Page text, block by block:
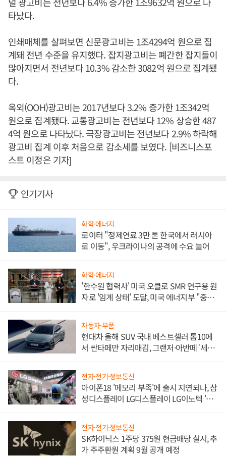
타났다.
인쇄매체를 살펴보면 신문광고비는 1조4294억 원으로 집
계돼 전년 수준을 유지했다. 잡지광고비는 폐간한 잡지들이
많아지면서 전년보다 10.3% 감소한 3082억 원으로 집계됐
다.
옥외(OOH)광고비는 2017년보다 3.2% 증가한 1조342억
원으로 집계됐다. 교통광고비는 전년보다 12% 상승한 487
4억 원으로 나타났다. 극장광고비는 전년보다 2.9% 하락해
광고비 집계 이후 처음으로 감소세를 보였다. [비즈니스포
스트 이정은 기자]
인기기사
화학·에너지
로이터 "정제연료 3만 톤 한국에서 러시아
로 이동", 우크라이나의 공격에 수요 늘어
화학·에너지
'한수원 협력사' 미국 오클로 SMR 연구용 원
자로 '임계 상태' 도달, 미국 에너지부 "중요
자동차·부품
현대차 올해 SUV 국내 베스트셀러 톱10에
서 싼타페만 자리매김, 그랜저·아반떼 '세단
전자·전기·정보통신
아이폰18 '메모리 부족'에 출시 지연되나, 삼
성디스플레이 LG디스플레이 LG이노텍 '탈
전자·전기·정보통신
SK하이닉스 1주당 375원 현금배당 실시, 추
가 주주환원 계획 9월 공개 예정